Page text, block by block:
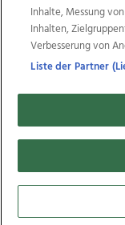
Life Radio
OÖN Karriere
Copyrights
Inhalte, Messung
Inhalten,
Verbesserung von
Liste der Partner